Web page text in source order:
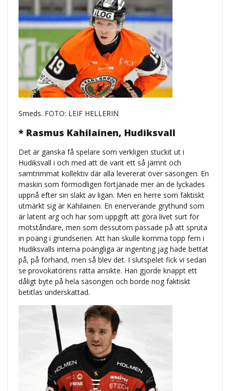
Smeds. FOTO: LEIF HELLERIN
* Rasmus Kahilainen, Hudiksvall
Det är ganska få spelare som verkligen stuckit ut i
Hudiksvall i och med att de varit ett så jämnt och
samtrimmat kollektiv där alla levererat över säsongen. En
maskin som förmodligen förtjänade mer än de lyckades
uppnå efter sin slakt av ligan. Men en herre som faktiskt
utmärkt sig är Kahilainen. En enerverande grythund som
är latent arg och har som uppgift att göra livet surt för
motståndare, men som dessutom passade på att spruta
in poäng i grundserien. Att han skulle komma topp fem i
Hudiksvalls interna poängliga är ingenting jag hade bettat
på, på förhand, men så blev det. I slutspelet fick vi sedan
se provokatörens rätta ansikte. Han gjorde knappt ett
dåligt byte på hela säsongen och borde nog faktiskt
betitlas underskattad.